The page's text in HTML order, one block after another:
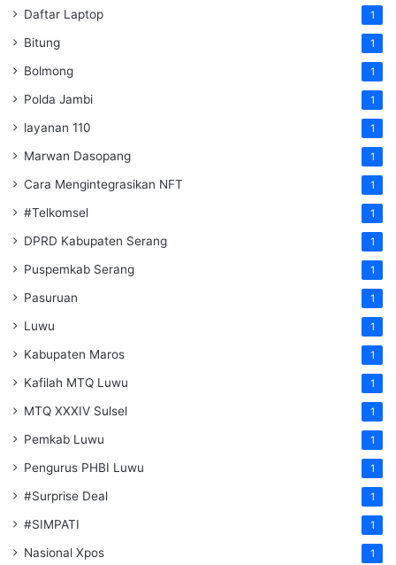
Daftar Laptop 1
Bitung 1
Bolmong 1
Polda Jambi 1
layanan 110 1
Marwan Dasopang 1
Cara Mengintegrasikan NFT 1
#Telkomsel 1
DPRD Kabupaten Serang 1
Puspemkab Serang 1
Pasuruan 1
Luwu 1
Kabupaten Maros 1
Kafilah MTQ Luwu 1
MTQ XXXIV Sulsel 1
Pemkab Luwu 1
Pengurus PHBI Luwu 1
#Surprise Deal 1
#SIMPATI 1
Nasional Xpos 1